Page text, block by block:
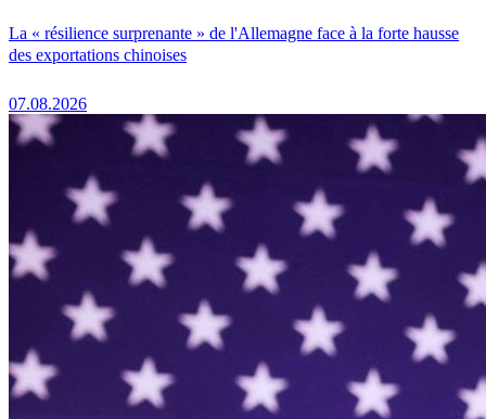
La « résilience surprenante » de l'Allemagne face à la forte hausse
des exportations chinoises
07.08.2026